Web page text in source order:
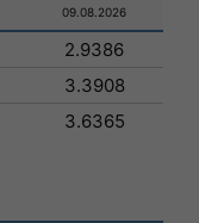
09.08.2026
2.9386
3.3908
3.6365